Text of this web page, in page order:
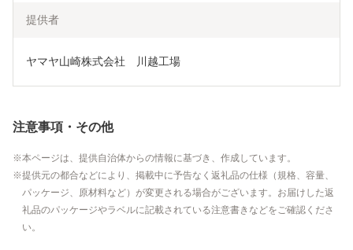
提供者
ヤマヤ山崎株式会社　川越工場
注意事項・その他
本ページは、提供自治体からの情報に基づき、作成しています。
提供元の都合などにより、掲載中に予告なく返礼品の仕様（規格、容量、
パッケージ、原材料など）が変更される場合がございます。お届けした返
礼品のパッケージやラベルに記載されている注意書きなどをご確認くださ
い。